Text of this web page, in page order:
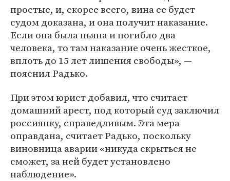
простые, и, скорее всего, вина ее будет
судом доказана, и она получит наказание.
Если она была пьяна и погибло два
человека, то там наказание очень жесткое,
вплоть до 15 лет лишения свободы», —
пояснил Радько.
При этом юрист добавил, что считает
домашний арест, под который суд заключил
россиянку, справедливым. Эта мера
оправдана, считает Радько, поскольку
виновница аварии «никуда скрыться не
сможет, за ней будет установлено
наблюдение».